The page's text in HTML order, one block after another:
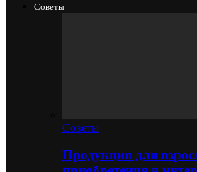
Советы
Советы
Продукция для